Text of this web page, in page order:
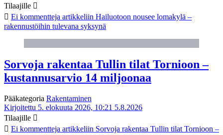
Tilaajille
Ei kommentteja artikkeliin Hailuotoon nousee lomakylä –
rakennustöihin tulevana syksynä
Sorvoja rakentaa Tullin tilat Tornioon –
kustannusarvio 14 miljoonaa
Pääkategoria Rakentaminen
Kirjoitettu 5. elokuuta 2026, 10:21 5.8.2026
Tilaajille
Ei kommentteja artikkeliin Sorvoja rakentaa Tullin tilat Tornioon –